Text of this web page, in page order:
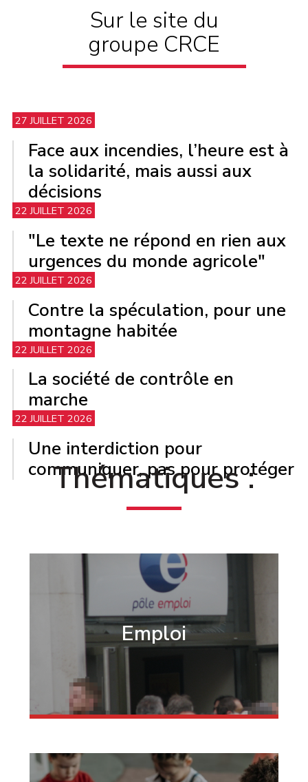
Sur le site du
groupe CRCE
27 JUILLET 2026
Face aux incendies, l’heure est à
la solidarité, mais aussi aux
décisions
22 JUILLET 2026
"Le texte ne répond en rien aux
urgences du monde agricole"
22 JUILLET 2026
Contre la spéculation, pour une
montagne habitée
22 JUILLET 2026
La société de contrôle en
marche
22 JUILLET 2026
Une interdiction pour
communiquer, pas pour protéger
Thématiques :
Emploi